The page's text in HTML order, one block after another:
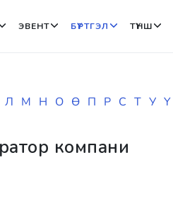
ЭВЕНТ БҮРТГЭЛ ТҮНШ
Л М Н О Ө П Р С Т У Ү
компани